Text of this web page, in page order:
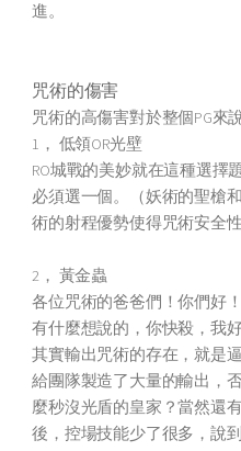
進。
咒術的傷害
咒術的高傷害對於整個PG來
1， 低領OR光壁
RO城戰的美妙就在這種選擇
必須選一個。（妖術的聖槍
術的射程優勢使得咒術安全性
2， 黃金蟲
各位咒術的爸爸們！你們好
有什麼想說的，你快殺，我
其實輸出咒術的存在，就是
給團隊製造了大量的輸出，
麼秒沒光盾的皇家？當然還
後，控場技能少了很多，說